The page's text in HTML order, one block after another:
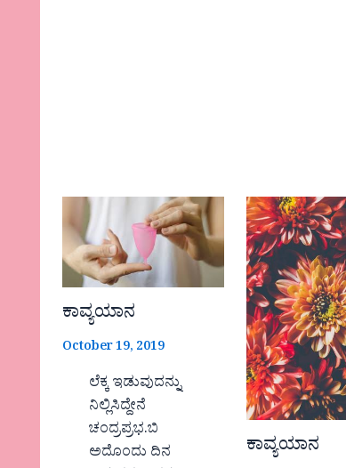
ಕಾವ್ಯಯಾನ
October 19, 2019
ಲೆಕ್ಕ ಇಡುವುದನ್ನು
ನಿಲ್ಲಿಸಿದ್ದೇನೆ
ಚಂದ್ರಪ್ರಭ.ಬಿ
ಅದೊಂದು ದಿನ
ಕಾವ್ಯಯಾನ